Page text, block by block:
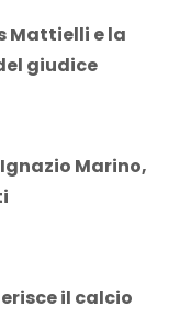
Mattielli e la
giudice
Marino,
il calcio